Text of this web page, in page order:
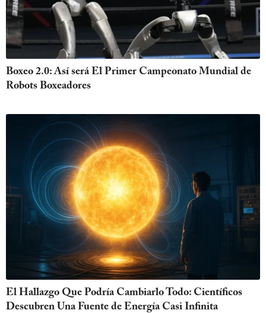
Boxeo 2.0: Así será El Primer Campeonato Mundial de
Robots Boxeadores
El Hallazgo Que Podría Cambiarlo Todo: Científicos
Descubren Una Fuente de Energía Casi Infinita